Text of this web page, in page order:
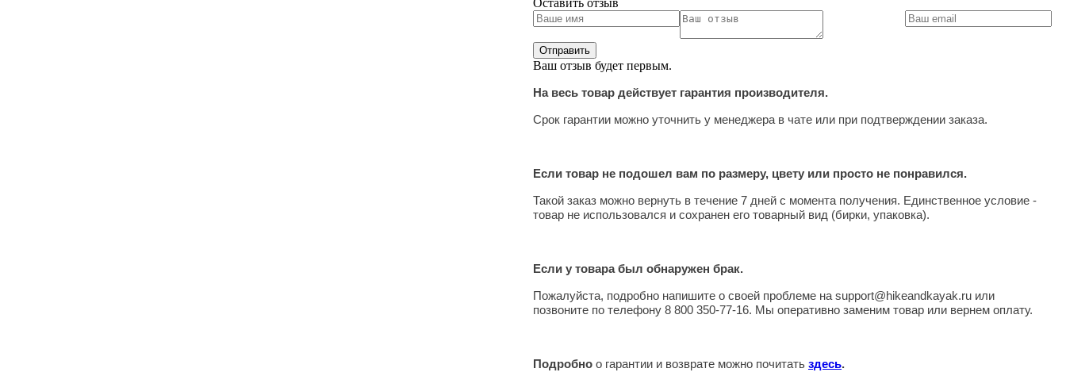
Ваш отзыв будет первым.
На весь товар действует гарантия производителя.
Срок гарантии можно уточнить у менеджера в чате или при подтверждении заказа.
Если товар не подошел вам по размеру, цвету или просто не понравился.
Такой заказ можно вернуть в течение 7 дней с момента получения. Единственное условие -
товар не использовался и сохранен его товарный вид (бирки, упаковка).
Если у товара был обнаружен брак.
Пожалуйста, подробно напишите о своей проблеме на support@hikeandkayak.ru или
позвоните по телефону 8 800 350-77-16. Мы оперативно заменим товар или вернем оплату.
Подробно о гарантии и возврате можно почитать здесь.